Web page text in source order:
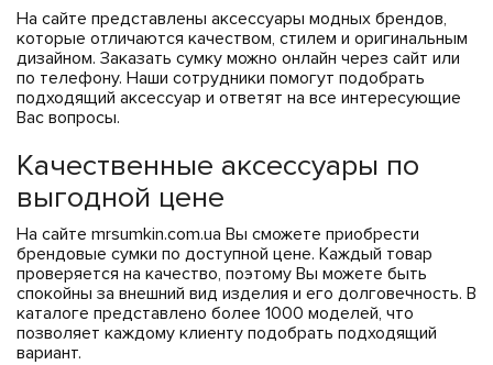
На сайте представлены аксессуары модных брендов,
которые отличаются качеством, стилем и оригинальным
дизайном. Заказать сумку можно онлайн через сайт или
по телефону. Наши сотрудники помогут подобрать
подходящий аксессуар и ответят на все интересующие
Вас вопросы.
Качественные аксессуары по
выгодной цене
На сайте mrsumkin.com.ua Вы сможете приобрести
брендовые сумки по доступной цене. Каждый товар
проверяется на качество, поэтому Вы можете быть
спокойны за внешний вид изделия и его долговечность. В
каталоге представлено более 1000 моделей, что
позволяет каждому клиенту подобрать подходящий
вариант.